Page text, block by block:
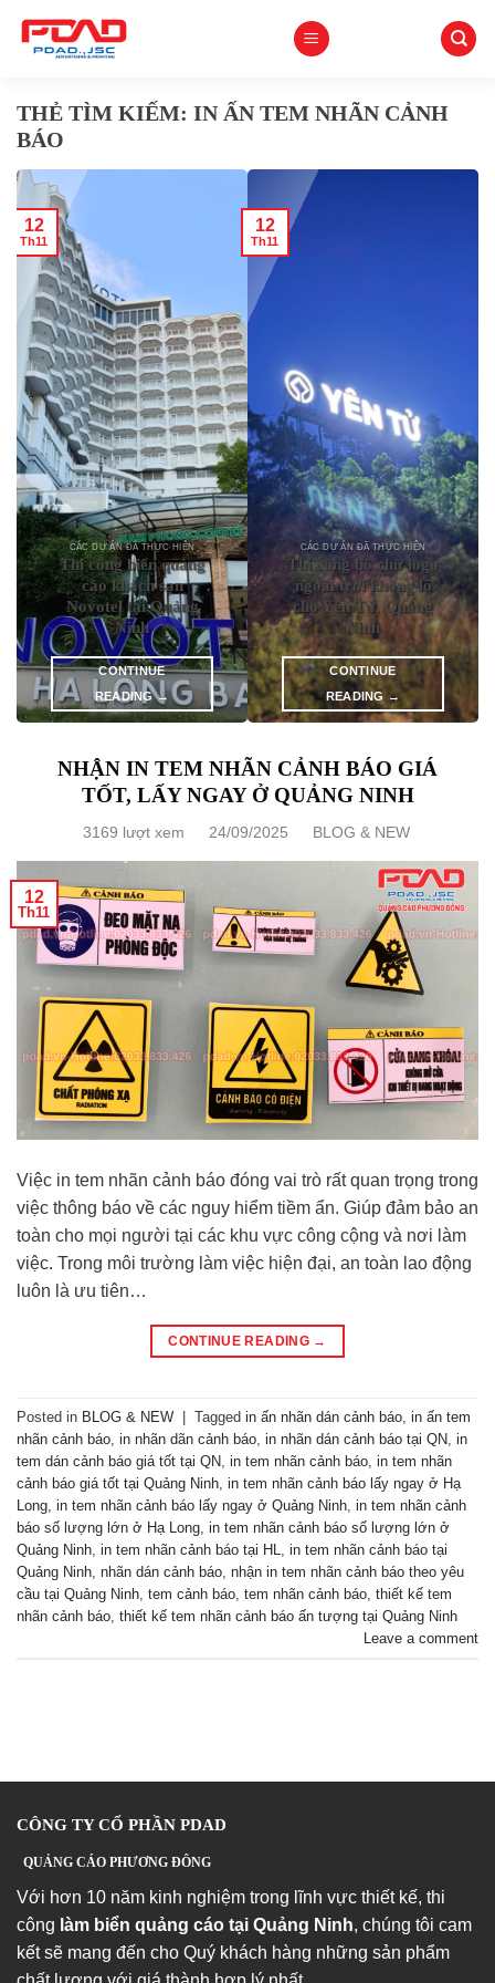
THẺ TÌM KIẾM: IN ẤN TEM NHÃN CẢNH
BÁO
CÁC DỰ ÁN ĐÃ THỰC HIỆN
Thi công biển quảng
cáo khách sạn
Novotel tại Quảng
Ninh
CONTINUE
READING→
12
Th11
CÁC DỰ ÁN ĐÃ THỰC HIỆN
Thi công bộ chữ logo
ngoài trời khổng lồ
cho Yên Tử, Quảng
Ninh
CONTINUE
READING→
12
Th11
NHẬN IN TEM NHÃN CẢNH BÁO GIÁ
TỐT, LẤY NGAY Ở QUẢNG NINH
3169 lượt xem 24/09/2025 BLOG & NEW
12
Th11
Việc in tem nhãn cảnh báo đóng vai trò rất quan trọng trong
việc thông báo về các nguy hiểm tiềm ẩn. Giúp đảm bảo an
toàn cho mọi người tại các khu vực công cộng và nơi làm
việc. Trong môi trường làm việc hiện đại, an toàn lao động
luôn là ưu tiên…
CONTINUE READING →
Posted in BLOG & NEW | Tagged in ấn nhãn dán cảnh báo in ấn tem
nhãn cảnh báo in nhãn dãn cảnh báo in nhãn dán cảnh báo tại QN in
tem dán cảnh báo giá tốt tại QN in tem nhãn cảnh báo in tem nhãn
cảnh báo giá tốt tại Quảng Ninh in tem nhãn cảnh báo lấy ngay ở Hạ
Long in tem nhãn cảnh báo lấy ngay ở Quảng Ninh in tem nhãn cảnh
báo số lượng lớn ở Hạ Long in tem nhãn cảnh báo số lượng lớn ở
Quảng Ninh in tem nhãn cảnh báo tại HL
in tem nhãn cảnh báo tại
Quảng Ninh nhãn dán cảnh báo nhận in tem nhãn cảnh báo theo yêu
cầu tại Quảng Ninh tem cảnh báo tem nhãn cảnh báo thiết kế tem
nhãn cảnh báo thiết kế tem nhãn cảnh báo ấn tượng tại Quảng Ninh
Leave a comment
CÔNG TY CỔ PHẦN PDAD
QUẢNG CÁO PHƯƠNG ĐÔNG
Với hơn 10 năm kinh nghiệm trong lĩnh vực thiết kế, thi
công làm biển quảng cáo tại Quảng Ninh, chúng tôi cam
kết sẽ mang đến cho Quý khách hàng những sản phẩm